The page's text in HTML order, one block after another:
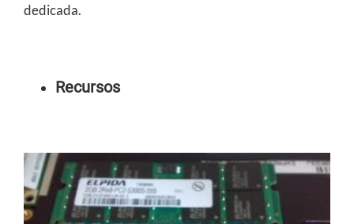
dedicada.
Recursos